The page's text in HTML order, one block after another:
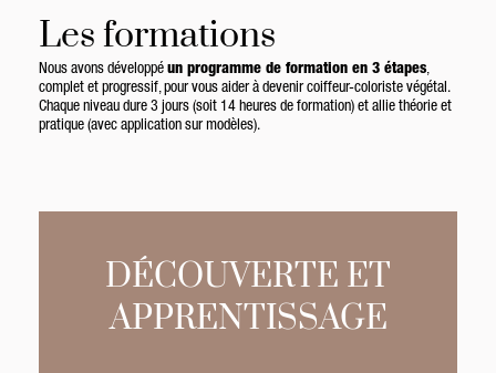
Les formations
Nous avons développé un programme de formation en 3 étapes,
complet et progressif, pour vous aider à devenir coiffeur-coloriste végétal.
Chaque niveau dure 3 jours (soit 14 heures de formation) et allie théorie et
pratique (avec application sur modèles).
DÉCOUVERTE ET
APPRENTISSAGE